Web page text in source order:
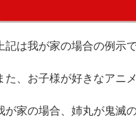
上記は我が家の場合の例示
た、お子様が好きなアニ
が家の場合、姉丸が鬼滅